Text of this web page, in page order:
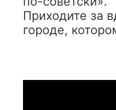
Приходите за
городе,